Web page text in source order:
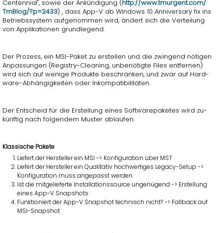
Cen­ten­ni­al", sowie der An­kün­di­gung (http://​www.​tmurgent.​com/​
TmBlog/?​p=2433) , dass App-V ab Win­dows 10 An­ni­vers­a­ry fix ins
Be­triebs­sys­tem auf­ge­nom­men wird, än­dert sich die Ver­tei­lung
von Ap­pli­ka­tio­nen grund­le­gend.
Der Pro­zess, ein MSI-Paket zu er­stel­len und die zwin­gend nö­ti­gen
An­pas­sun­gen (Re­gis­try-Clea­ning, un­be­nö­tig­te Files ent­fer­nen)
wird sich auf we­ni­ge Pro­duk­te be­schrän­ken, und zwar auf Hard­
ware-Ab­hän­gig­kei­ten oder In­kom­pa­ti­bi­li­tä­ten.
Der Ent­scheid für die Er­stel­lung eines Soft­ware­pa­ke­tes wird zu­
künf­tig nach fol­gen­dem Mus­ter ab­lau­fen:
Klas­si­sche Pa­ke­te
Lie­fert der Her­stel­ler ein MSI -> Kon­fi­gu­ra­ti­on über MST
Lie­fert der Her­stel­ler ein Qua­li­ta­tiv hoch­wer­ti­ges Le­ga­cy-Setup ->
Kon­fi­gu­ra­ti­on muss an­ge­passt wer­den
Ist die mit­ge­lie­fer­te In­stal­la­ti­ons­sour­ce un­ge­nü­gend -> Er­stel­lung
eines App-V Snapshots
Funk­tio­niert der App-V Snapshot tech­nisch nicht? -> Fall­back auf
MSI-Snapshot